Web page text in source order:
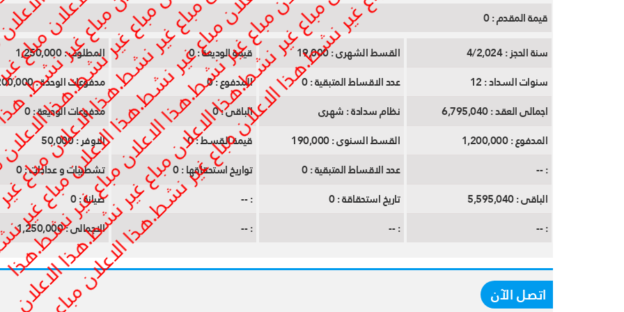
قيمة المقدم :0
سنة الحجز :4/2,024
سنوات السداد :
اجمالى العقد :6,795,040
المدفوع :1,200,000
:
--
الباقى :5,595,040
:
--
القسط الشهرى :19,000
عدد الاقساط المتبقية :0
نظام سدادة :شهرى
القسط السنوى :190,000
عدد الاقساط المتبقية :0
تاريخ استحقاقة :0
:
--
قيمة الوديعة :0
المدفوع :0
الباقى :0
قيمة القسط :0
تواريخ استحقاقها :0
:
--
:
--
المطلوب :1,250,000
مدفوعات الوحدة :1,200,000
مدفوعات الوديعة :0
الاوفر :50,000
تشطيبات و عدادات :0
صيانة :0
الاجمالى :1,250,000
اتصل الآن